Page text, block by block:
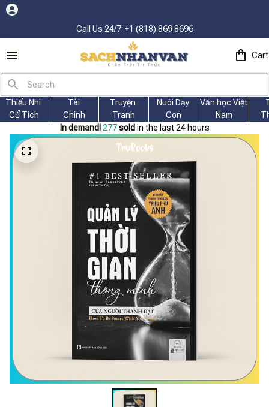
Call Us 24/7: +1 (818) 869 8696
Cart
Thiếu Nhi
Cổ Tích
Tài
Chính
Truyện
Tranh
Nuôi Dạy
Con
Văn học Việt
Nam
In demand! 277 sold in the last 24 hours